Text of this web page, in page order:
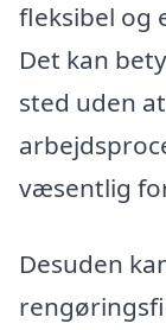
fleksibel og
Det kan
sted uden
væsentlig
Desuden